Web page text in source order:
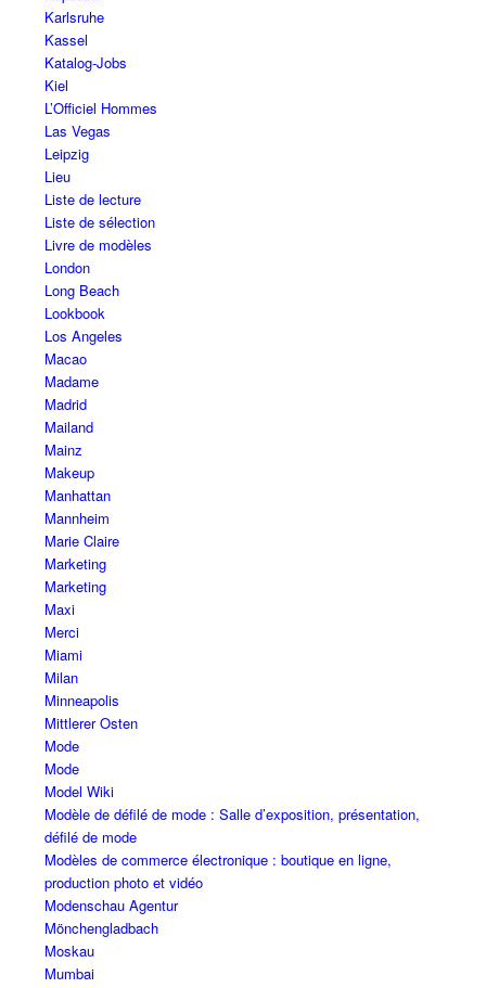
Karlsruhe
Kassel
Katalog-Jobs
Kiel
L’Officiel Hommes
Las Vegas
Leipzig
Lieu
Liste de lecture
Liste de sélection
Livre de modèles
London
Long Beach
Lookbook
Los Angeles
Macao
Madame
Madrid
Mailand
Mainz
Makeup
Manhattan
Mannheim
Marie Claire
Marketing
Marketing
Maxi
Merci
Miami
Milan
Minneapolis
Mittlerer Osten
Mode
Mode
Model Wiki
Modèle de défilé de mode : Salle d’exposition, présentation,
défilé de mode
Modèles de commerce électronique : boutique en ligne,
production photo et vidéo
Modenschau Agentur
Mönchengladbach
Moskau
Mumbai